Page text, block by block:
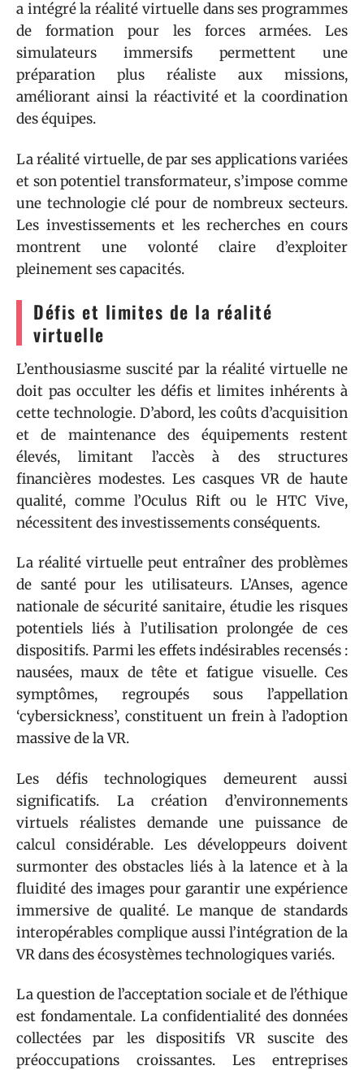
a intégré la réalité virtuelle dans ses programmes
de formation pour les forces armées. Les
simulateurs immersifs permettent une
préparation plus réaliste aux missions,
améliorant ainsi la réactivité et la coordination
des équipes.
La réalité virtuelle, de par ses applications variées
et son potentiel transformateur, s’impose comme
une technologie clé pour de nombreux secteurs.
Les investissements et les recherches en cours
montrent une volonté claire d’exploiter
pleinement ses capacités.
Défis et limites de la réalité
virtuelle
L’enthousiasme suscité par la réalité virtuelle ne
doit pas occulter les défis et limites inhérents à
cette technologie. D’abord, les coûts d’acquisition
et de maintenance des équipements restent
élevés, limitant l’accès à des structures
financières modestes. Les casques VR de haute
qualité, comme l’Oculus Rift ou le HTC Vive,
nécessitent des investissements conséquents.
La réalité virtuelle peut entraîner des problèmes
de santé pour les utilisateurs. L’Anses, agence
nationale de sécurité sanitaire, étudie les risques
potentiels liés à l’utilisation prolongée de ces
dispositifs. Parmi les effets indésirables recensés :
nausées, maux de tête et fatigue visuelle. Ces
symptômes, regroupés sous l’appellation
‘cybersickness’, constituent un frein à l’adoption
massive de la VR.
Les défis technologiques demeurent aussi
significatifs. La création d’environnements
virtuels réalistes demande une puissance de
calcul considérable. Les développeurs doivent
surmonter des obstacles liés à la latence et à la
fluidité des images pour garantir une expérience
immersive de qualité. Le manque de standards
interopérables complique aussi l’intégration de la
VR dans des écosystèmes technologiques variés.
La question de l’acceptation sociale et de l’éthique
est fondamentale. La confidentialité des données
collectées par les dispositifs VR suscite des
préoccupations croissantes. Les entreprises